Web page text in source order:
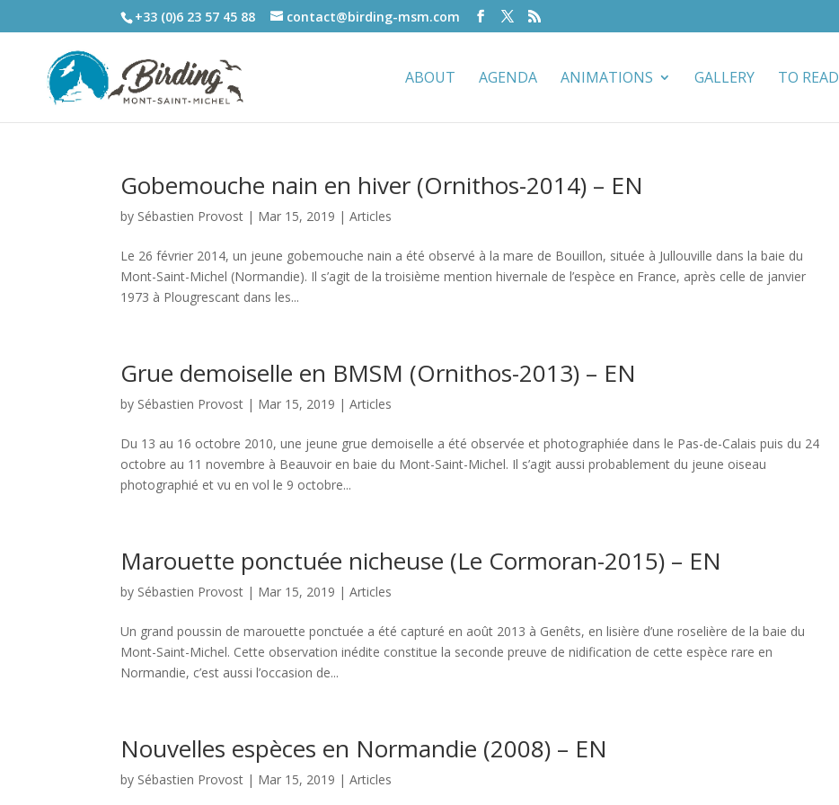
+33 (0)6 23 57 45 88 contact@birding-msm.com
ABOUT AGENDA ANIMATIONS GALLERY TO READ
Gobemouche nain en hiver (Ornithos-2014) – EN
by Sébastien Provost | Mar 15, 2019 |Articles
Le 26 février 2014, un jeune gobemouche nain a été observé à la mare de Bouillon, située à Jullouville dans la baie du
Mont-Saint-Michel (Normandie). Il s’agit de la troisième mention hivernale de l’espèce en France, après celle de janvier
1973 à Plougrescant dans les...
Grue demoiselle en BMSM (Ornithos-2013) – EN
by Sébastien Provost | Mar 15, 2019 |Articles
Du 13 au 16 octobre 2010, une jeune grue demoiselle a été observée et photographiée dans le Pas-de-Calais puis du 24
octobre au 11 novembre à Beauvoir en baie du Mont-Saint-Michel. Il s’agit aussi probablement du jeune oiseau
photographié et vu en vol le 9 octobre...
Marouette ponctuée nicheuse (Le Cormoran-2015) – EN
by Sébastien Provost | Mar 15, 2019 |Articles
Un grand poussin de marouette ponctuée a été capturé en août 2013 à Genêts, en lisière d’une roselière de la baie du
Mont-Saint-Michel. Cette observation inédite constitue la seconde preuve de nidification de cette espèce rare en
Normandie, c’est aussi l’occasion de...
Nouvelles espèces en Normandie (2008) – EN
by Sébastien Provost | Mar 15, 2019 |Articles